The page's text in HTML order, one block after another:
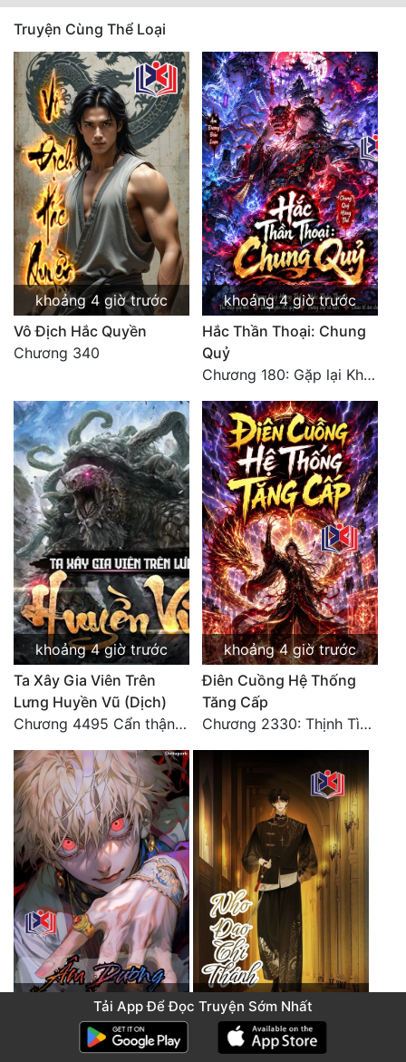
Truyện Cùng Thể Loại
khoảng 4 giờ trước
Vô Địch Hắc Quyền
Chương 340
khoảng 4 giờ trước
Hắc Thần Thoại: Chung
Quỷ
Chương 180: Gặp lại Khiên Nguyên Phượng
khoảng 4 giờ trước
Ta Xây Gia Viên Trên
Lưng Huyền Vũ (Dịch)
Chương 4495 Cẩn thận một chút vẫn là tốt.
khoảng 4 giờ trước
Điên Cuồng Hệ Thống
Tăng Cấp
Chương 2330: Thịnh Tình Mời Chào
khoảng 4 giờ trước
Âm Dương Quỷ Y
Chương 2530: Chết Như Thế Nào
khoảng 4 giờ trước
Nho Đạo Chí Thánh
Tải App Để Đọc Truyện Sớm Nhất